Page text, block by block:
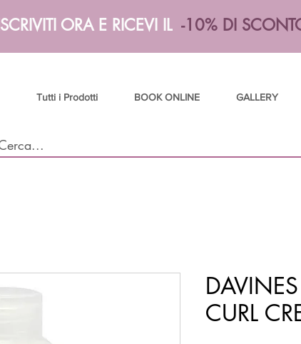
ISCRIVITI ORA E RICEVI IL -10% DI
Tutti i Prodotti BOOK ONLINE GALLERY
CURL